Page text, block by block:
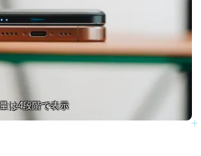
は4段階で表示